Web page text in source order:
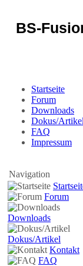
BS-
Startseite
Forum
Downloads
Dokus/Artikel
FAQ
Impressum
Navigation
Forum
Downloads
Dokus/Artikel
Kontakt
FAQ